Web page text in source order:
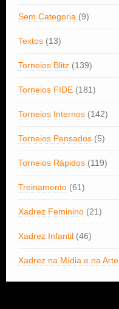
Sem Categoria (9)
Textos (13)
Torneios Blitz (139)
Torneios FIDE (181)
Torneios Internos (142)
Torneios Pensados (5)
Torneios Rápidos (119)
Treinamento (61)
Xadrez Feminino (21)
Xadrez Infantil (46)
Xadrez na Mídia e na Arte